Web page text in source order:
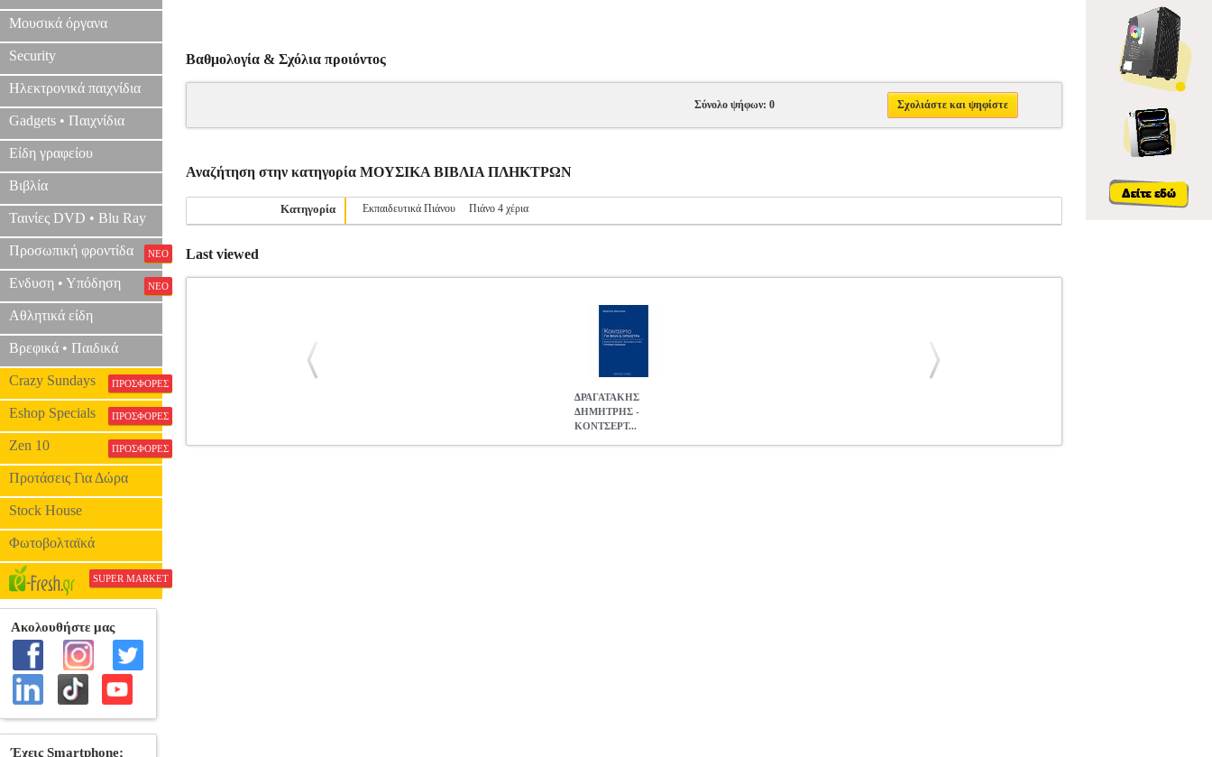
Μουσικά όργανα
Security
Ηλεκτρονικά παιχνίδια
Gadgets • Παιχνίδια
Είδη γραφείου
Βιβλία
Ταινίες DVD • Blu Ray
Προσωπική φροντίδα ΝΕΟ
Ενδυση • Υπόδηση ΝΕΟ
Αθλητικά είδη
Βρεφικά • Παιδικά
Crazy Sundays ΠΡΟΣΦΟΡΕΣ
Eshop Specials ΠΡΟΣΦΟΡΕΣ
Zen 10 ΠΡΟΣΦΟΡΕΣ
Προτάσεις Για Δώρα
Stock House
Φωτοβολταϊκά
SUPER MARKET
Βαθμολογία & Σχόλια προιόντος
Σύνολο ψήφων: 0 Σχολιάστε και ψηφίστε
Αναζήτηση στην κατηγορία ΜΟΥΣΙΚΑ ΒΙΒΛΙΑ ΠΛΗΚΤΡΩΝ
Κατηγορία Εκπαιδευτικά Πιάνου Πιάνο 4 χέρια
Last viewed
ΔΡΑΓΑΤΑΚΗΣ
ΔΗΜΗΤΡΗΣ -
ΚΟΝΤΣΕΡΤ...